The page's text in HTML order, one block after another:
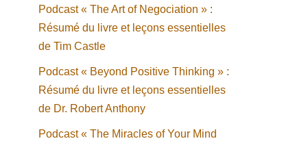
Podcast « The Art of Negociation » :
Résumé du livre et leçons essentielles
de Tim Castle
Podcast « Beyond Positive Thinking » :
Résumé du livre et leçons essentielles
de Dr. Robert Anthony
Podcast « The Miracles of Your Mind